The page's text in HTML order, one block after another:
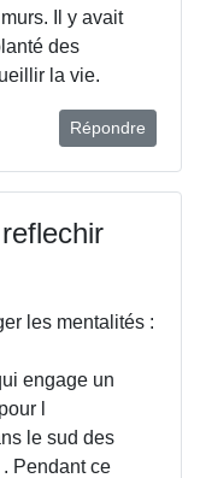
Il y avait
des
la vie.
Répondre
les mentalités :
engage un
l
le sud des
Pendant ce